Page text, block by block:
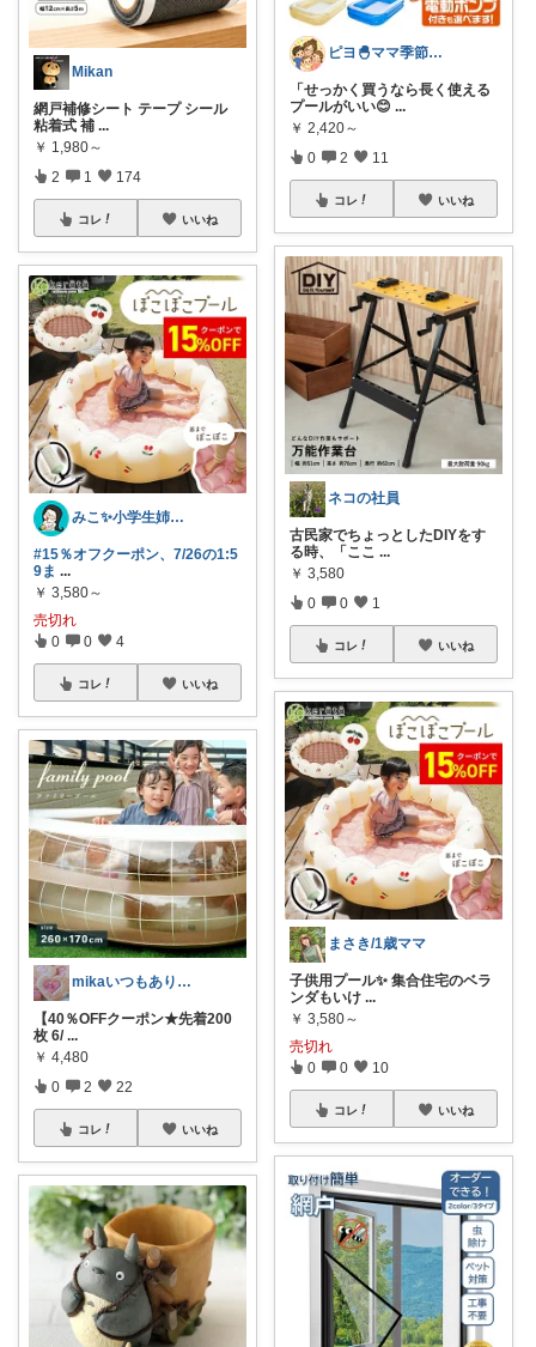
Mikan
網戸補修シート テープ シール
粘着式 補 ...
￥ 1,980～
2 1 174
コレ いいね
みこ✨小学生姉妹の母ちゃん
#15％オフクーポン、7/26の1:5
9ま ...
￥ 3,580～
売切れ
0 0 4
コレ いいね
mikaいつもありがとうございます♡
【40％OFFクーポン★先着200
枚 6/ ...
￥ 4,480
0 2 22
コレ いいね
ピヨ🐣ママ季節物｜育児必需品を紹介中！
「せっかく買うなら長く使える
プールがいい😊 ...
￥ 2,420～
0 2 11
コレ いいね
ネコの社員
古民家でちょっとしたDIYをす
る時、「ここ ...
￥ 3,580
0 0 1
コレ いいね
まさき/1歳ママ
子供用プール✨️ 集合住宅のベラ
ンダもいけ ...
￥ 3,580～
売切れ
0 0 10
コレ いいね